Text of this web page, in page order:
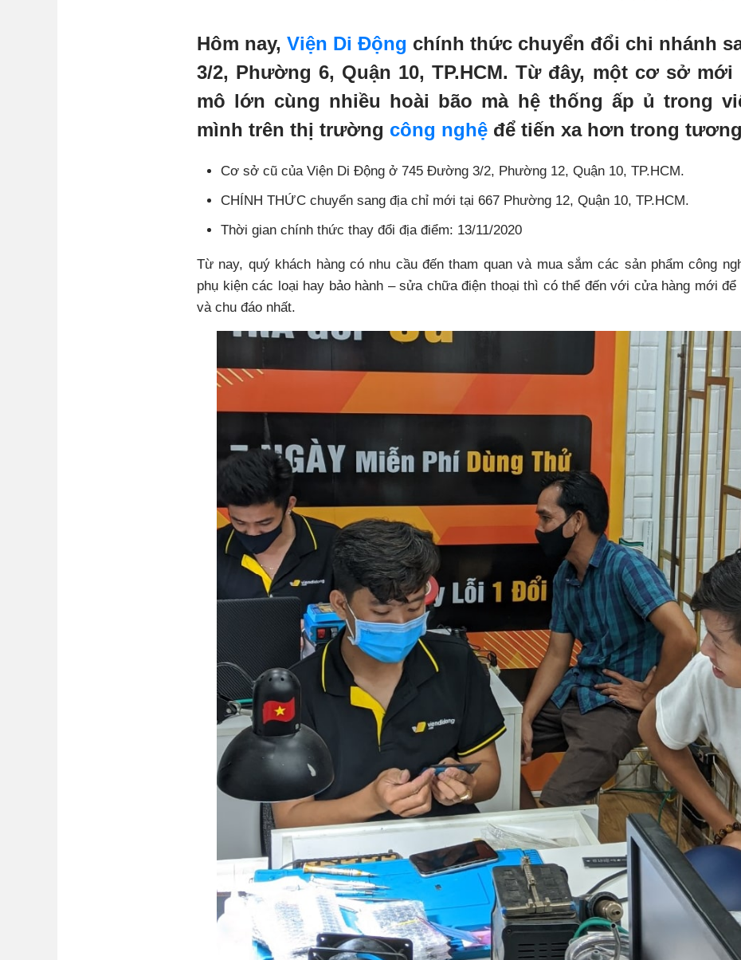
Hôm nay, Viện Di Động chính thức chuyển đổi chi nhánh
3/2, Phường 6, Quận 10, TP.HCM. Từ đây, một cơ sở
mô lớn cùng nhiều hoài bão mà hệ thống ấp ủ trong
mình trên thị trường công nghệ để tiến xa hơn trong
Cơ sở cũ của Viện Di Động ở 745 Đường 3/2, Phường 12, Quận 10, TP.HCM.
CHÍNH THỨC chuyển sang địa chỉ mới tại 667 Phường 12, Quận 10, TP.HCM.
Thời gian chính thức thay đổi địa điểm: 13/11/2020
Từ nay, quý khách hàng có nhu cầu đến tham quan và mua sắm các sản phẩm công
phụ kiện các loại hay bảo hành – sửa chữa điện thoại thì có thể đến với cửa hàng mới
và chu đáo nhất.